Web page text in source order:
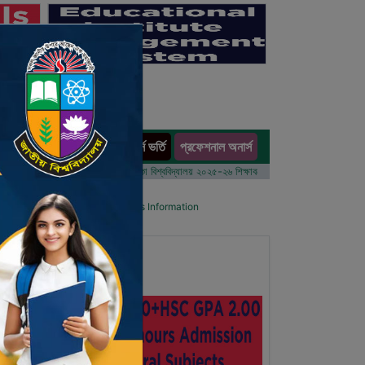
অনার্স ভর্তি প্রফেশনাল অনার্স
ভর্তি আবেদন বিজ্ঞপ্তি ঢাকা বিশ্ববিদ্যালয় ২০২৫-২৬ শিক্ষাবর্ষে আন্ডারগ্র্যাজুয়েট প্রোগ্রামে ভর্তি
Details Primary School's Information